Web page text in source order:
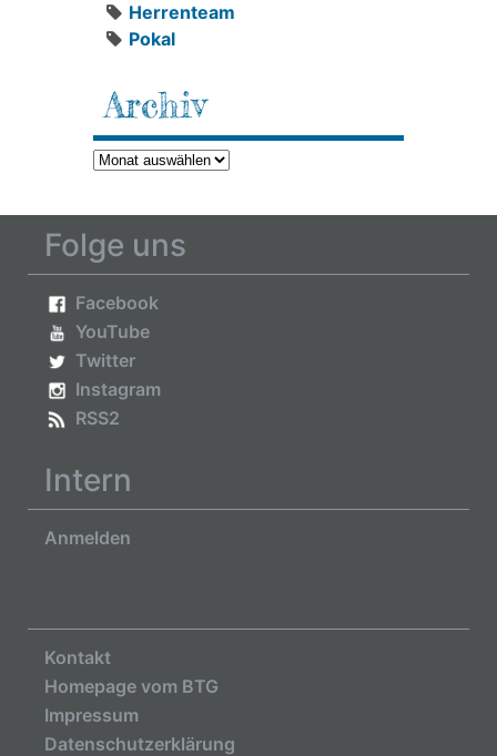
Herrenteam
Pokal
Archiv
Archiv
Folge uns
Facebook
YouTube
Twitter
Instagram
RSS2
Intern
Anmelden
Kontakt
Homepage vom BTG
Impressum
Datenschutzerklärung